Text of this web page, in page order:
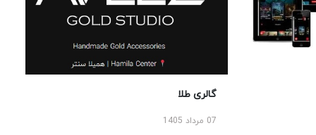
گالری طلا
07 مرداد 1405